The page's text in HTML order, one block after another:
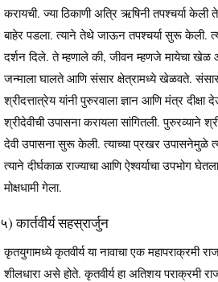
करायची. ज्या ठिकाणी अत्रि ऋषिनी तपश्चर्या
बाहेर पडला. त्याने तेथे जाऊन तपश्चर्या सुरू केली.
दर्शन दिले. ते म्हणाले की, जीवन म्हणजे मायेचा खेळ
जन्माला घालते आणि संसार क्षेत्रामध्ये खेळवते.
श्रीदत्तात्रेय यांनी पुरुरवाला ज्ञान आणि मंत्र
श्रीदेवीची उपासना करायला सांगितली. पुरुरव्याने
देवी उपासना सुरू केली. त्याच्या प्रखर उपासनेमुळे
त्याने दीर्घकाळ राज्याचा आणि ऐश्वर्याचा उपभोग
मोक्षधामी गेला.
५) कार्तवीर्य सहस्रार्जुन
कृतयुगामध्ये कृतवीर्य या नावाचा एक महापराक्रमी
शीलधारा असे होते. कृतवीर्य हा अतिशय पराक्रमी